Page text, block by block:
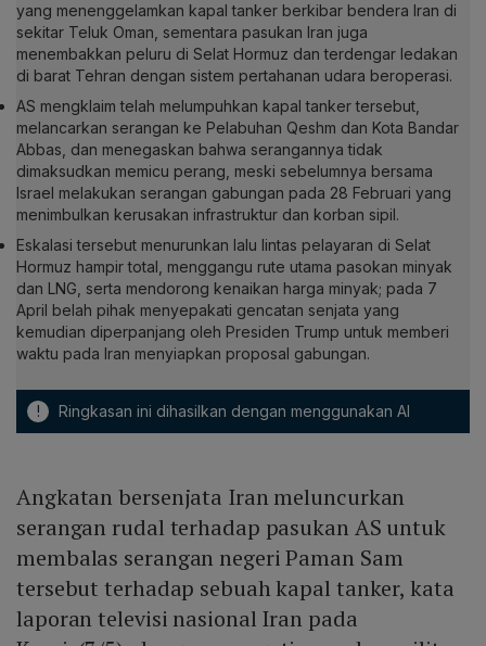
yang menenggelamkan kapal tanker berkibar bendera Iran di
sekitar Teluk Oman, sementara pasukan Iran juga
menembakkan peluru di Selat Hormuz dan terdengar ledakan
di barat Tehran dengan sistem pertahanan udara beroperasi.
AS mengklaim telah melumpuhkan kapal tanker tersebut,
melancarkan serangan ke Pelabuhan Qeshm dan Kota Bandar
Abbas, dan menegaskan bahwa serangannya tidak
dimaksudkan memicu perang, meski sebelumnya bersama
Israel melakukan serangan gabungan pada 28 Februari yang
menimbulkan kerusakan infrastruktur dan korban sipil.
Eskalasi tersebut menurunkan lalu lintas pelayaran di Selat
Hormuz hampir total, menggangu rute utama pasokan minyak
dan LNG, serta mendorong kenaikan harga minyak; pada 7
April belah pihak menyepakati gencatan senjata yang
kemudian diperpanjang oleh Presiden Trump untuk memberi
waktu pada Iran menyiapkan proposal gabungan.
! Ringkasan ini dihasilkan dengan menggunakan AI
Angkatan bersenjata Iran meluncurkan
serangan rudal terhadap pasukan AS untuk
membalas serangan negeri Paman Sam
tersebut terhadap sebuah kapal tanker, kata
laporan televisi nasional Iran pada